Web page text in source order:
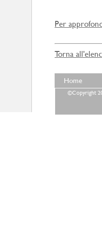
Per
Torna
Home
©Copyright